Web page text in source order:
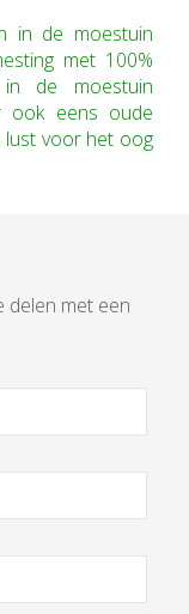
in de moestuin
met 100%
in de moestuin
ook eens oude
lust voor het oog
delen met een